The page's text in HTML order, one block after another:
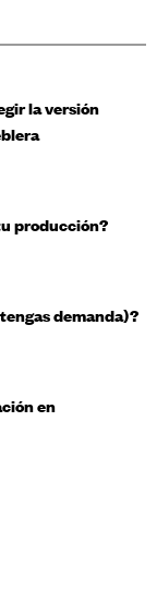
la versión
producción?
demanda)?
en